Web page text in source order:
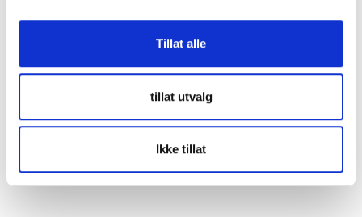
Tillat alle
tillat utvalg
Ikke tillat
Se alle kontaktpersoner